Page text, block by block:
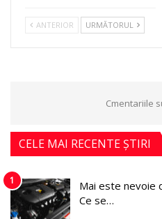
ANTERIOR URMĂTORUL
Cmentariile
CELE MAI RECENTE ȘTIRI
1
Mai este nevoie
Ce se…